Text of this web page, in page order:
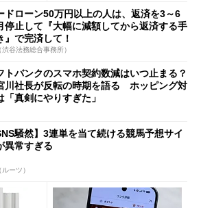
ドローン50万円以上の人は、返済を3～6
停止して『大幅に減額してから返済する手
』で完済して！
渋谷法務総合事務所）
トバンクのスマホ契約数減はいつ止まる？
社長が反転の時期を語る ホッピング対
「真剣にやりすぎた」
騒然】3連単を当て続ける競馬予想サイ
異常すぎる
ーツ）